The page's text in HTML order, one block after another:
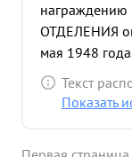
награждению
ОТДЕЛЕНИЯ
мая 1948
Текст
Показать